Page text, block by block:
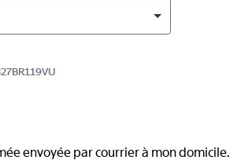
envoyée par courrier à mon domicile.